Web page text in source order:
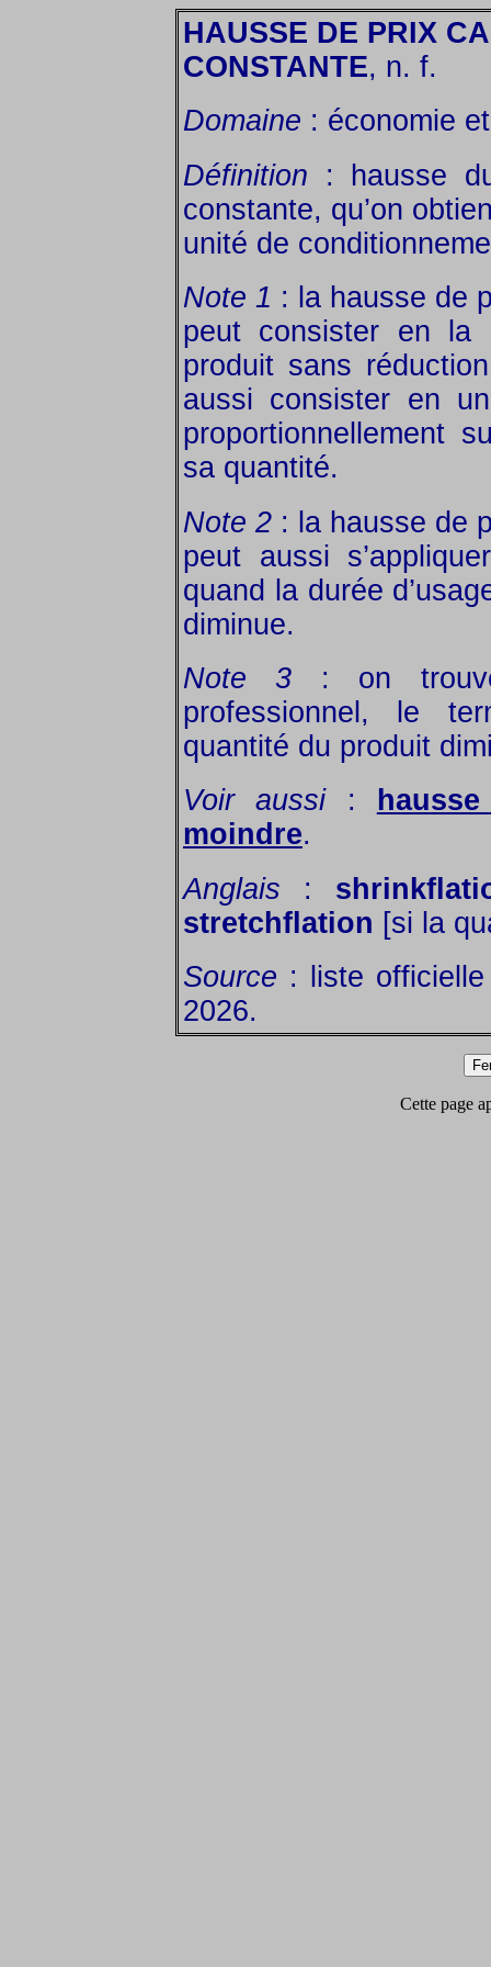
HAUSSE DE PRIX
CONSTANTE, n. f.
Domaine : économie
Définition : hausse
constante, qu’on
unité de
Note 1 : la hausse de
peut consister en la
produit sans
aussi consister en
proportionnellement
sa quantité.
Note 2 : la hausse de
peut aussi
quand la durée
diminue.
Note 3 : on
professionnel, le
quantité du produit
Voir aussi:
moindre.
Anglais :
stretchflation [si la
Source : liste
2026.
Cette page